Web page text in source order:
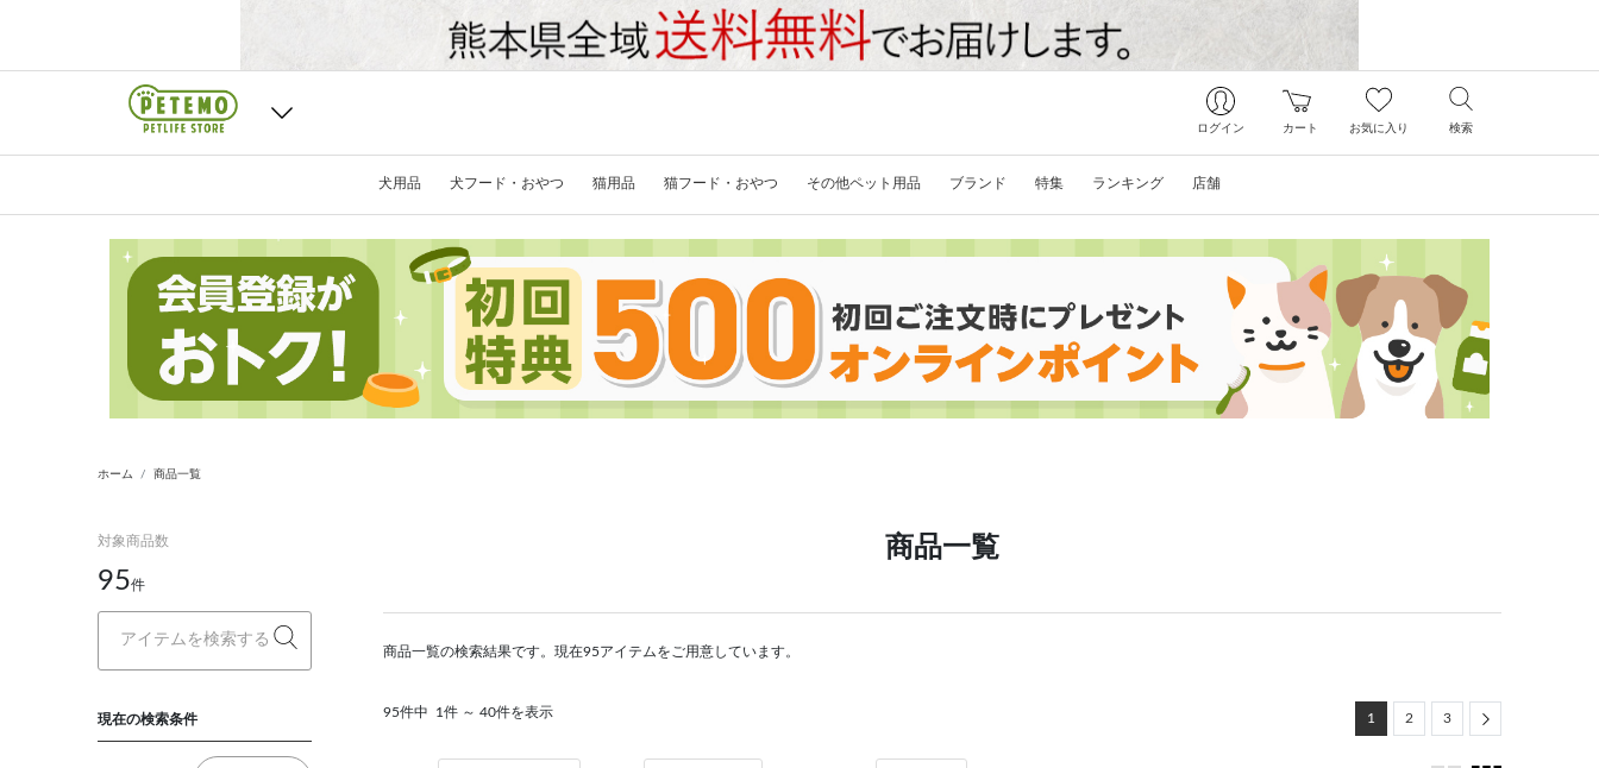
ログイン カート お気に入り 検索
犬用品 犬フード・おやつ 猫用品 猫フード・おやつ その他ペット用品 ブランド 特集 ランキング 店舗
ホーム 商品一覧
対象商品数
95件
現在の検索条件
商品一覧
商品一覧の検索結果です。現在95アイテムをご用意しています。
95件中 1件 ～ 40件を表示 1 2 3 Next